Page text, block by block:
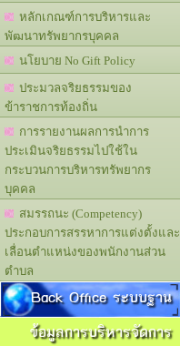
หลักเกณฑ์การบริหารและ
พัฒนาทรัพยากรบุคคล
นโยบาย No Gift Policy
ประมวลจริยธรรมของ
ข้าราชการท้องถิ่น
การรายงานผลการนำการ
ประเมินจริยธรรมไปใช้ใน
กระบวนการบริหารทรัพยากร
บุคคล
สมรรถนะ (Competency)
ประกอบการสรรหาการแต่งตั้งและ
เลื่อนตำแหน่งของพนักงานส่วน
ตำบล
Back Office ระบบฐาน
ข้อมูลการบริหารจัดการ